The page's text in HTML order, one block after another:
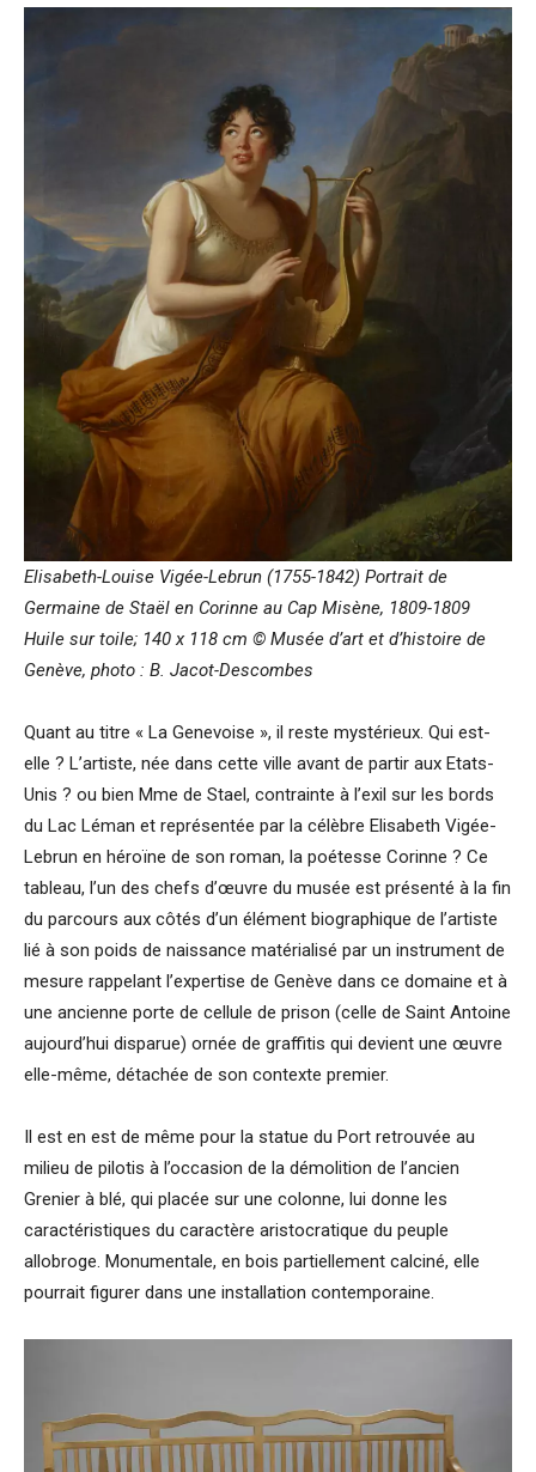
Elisabeth-Louise Vigée-Lebrun (1755-1842) Portrait de
Germaine de Staël en Corinne au Cap Misène, 1809-1809
Huile sur toile; 140 x 118 cm © Musée d’art et d’histoire de
Genève, photo : B. Jacot-Descombes
Quant au titre « La Genevoise », il reste mystérieux. Qui est-
elle ? L’artiste, née dans cette ville avant de partir aux Etats-
Unis ? ou bien Mme de Stael, contrainte à l’exil sur les bords
du Lac Léman et représentée par la célèbre Elisabeth Vigée-
Lebrun en héroïne de son roman, la poétesse Corinne ? Ce
tableau, l’un des chefs d’œuvre du musée est présenté à la fin
du parcours aux côtés d’un élément biographique de l’artiste
lié à son poids de naissance matérialisé par un instrument de
mesure rappelant l’expertise de Genève dans ce domaine et à
une ancienne porte de cellule de prison (celle de Saint Antoine
aujourd’hui disparue) ornée de graffitis qui devient une œuvre
elle-même, détachée de son contexte premier.
Il est en est de même pour la statue du Port retrouvée au
milieu de pilotis à l’occasion de la démolition de l’ancien
Grenier à blé, qui placée sur une colonne, lui donne les
caractéristiques du caractère aristocratique du peuple
allobroge. Monumentale, en bois partiellement calciné, elle
pourrait figurer dans une installation contemporaine.